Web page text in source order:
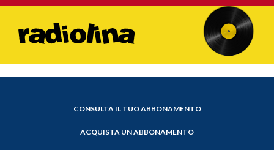
CONSULTA IL TUO ABBONAMENTO
ACQUISTA UN ABBONAMENTO